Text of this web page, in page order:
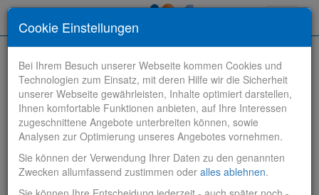
Stelle finden
Vertriebsbank
Cookie Einstellungen
Bei Ihrem Besuch unserer Webseite kommen Cookies und
Technologien zum Einsatz, mit deren Hilfe wir die Sicherheit
unserer Webseite gewährleisten, Inhalte optimiert darstellen,
Ihnen komfortable Funktionen anbieten, auf Ihre Interessen
zugeschnittene Angebote unterbreiten können, sowie
Analysen zur Optimierung unseres Angebotes vornehmen.
Sie können der Verwendung Ihrer Daten zu den genannten
Zwecken allumfassend zustimmen oder alles ablehnen.